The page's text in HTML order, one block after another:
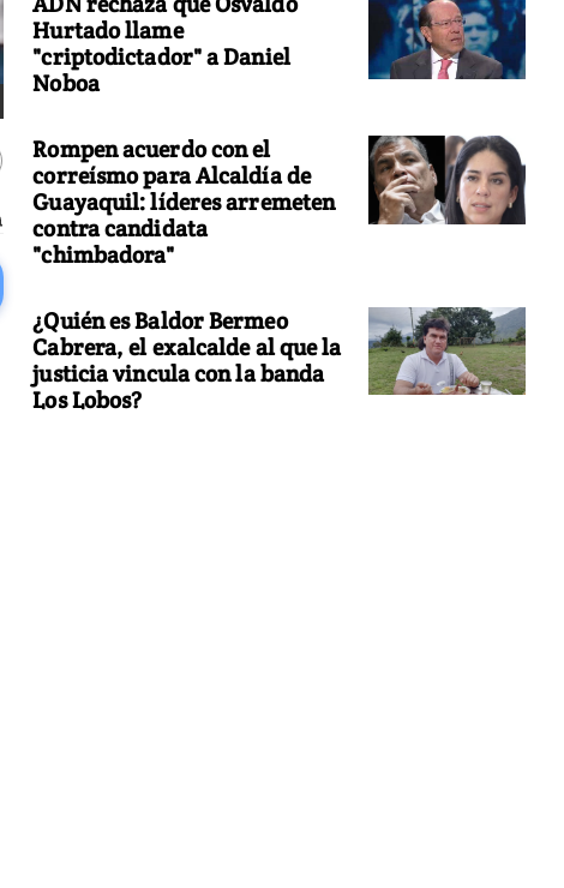
Hurtado llame
"criptodictador" a Daniel
Noboa
Rompen acuerdo con el
correísmo para Alcaldía de
Guayaquil: líderes arremeten
contra candidata
"chimbadora"
¿Quién es Baldor Bermeo
Cabrera, el exalcalde al que la
justicia vincula con la banda
Los Lobos?